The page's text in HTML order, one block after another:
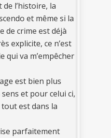
de l’histoire, la
et même si la
de crime est déjà
explicite, ce n’est
qui va m’empêcher
est bien plus
et pour celui ci,
est dans la
parfaitement